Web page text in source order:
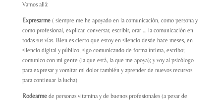
Vamos allá:
Expresarme( siempre me he apoyado en la comunicación, como persona y
como profesional, explicar, conversar, escribir, orar … la comunicación en
todas sus vías. Bien es cierto que estoy en silencio desde hace meses, en
silencio digital y público, sigo comunicando de forma íntima, escribo;
comunico con mi gente (la que está, la que me apoya); y voy al psicólogo
para expresar y vomitar mi dolor también y aprender de nuevos recursos
para continuar la lucha)
Rodearme de personas vitamina y de buenos profesionales (a pesar de